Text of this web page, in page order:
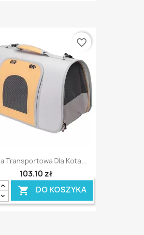
Transportowa Dla Kota...
103,10 zł
 DO KOSZYKA
favorite_border